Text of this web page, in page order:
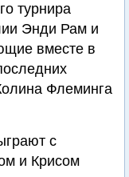
турнира
Энди Рам и
вместе в
Флеминга
с
и Крисом